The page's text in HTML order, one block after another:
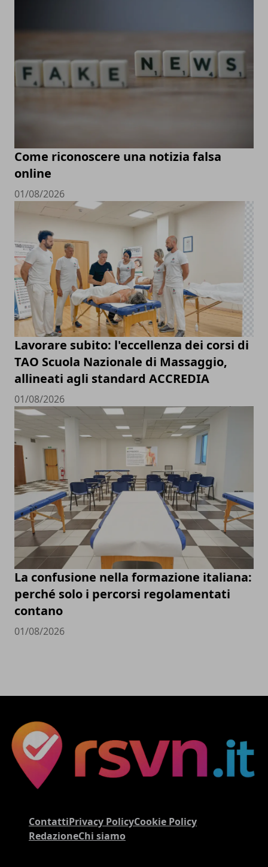
Come riconoscere una notizia falsa
online
01/08/2026
Lavorare subito: l'eccellenza dei corsi di
TAO Scuola Nazionale di Massaggio,
allineati agli standard ACCREDIA
01/08/2026
La confusione nella formazione italiana:
perché solo i percorsi regolamentati
contano
01/08/2026
ContattiPrivacy PolicyCookie Policy
RedazioneChi siamo